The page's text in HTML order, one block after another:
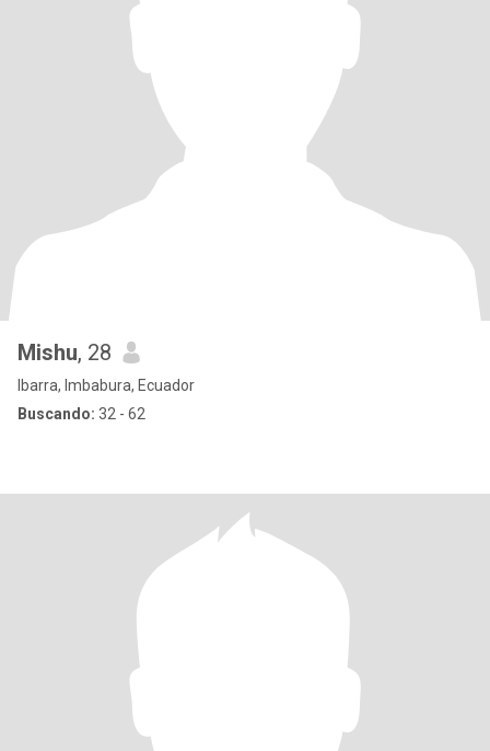
Mishu, 28
Ibarra, Imbabura, Ecuador
Buscando: 32 - 62